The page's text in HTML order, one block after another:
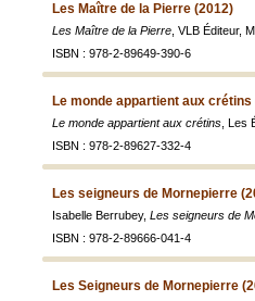
Les Maître de la Pierre (2012)
Les Maître de la Pierre , VLB Éditeur,
ISBN : 978-2-89649-390-6
Le monde appartient aux crétins
Le monde appartient aux crétins , Les
ISBN : 978-2-89627-332-4
Les seigneurs de Mornepierre
Isabelle Berrubey, Les seigneurs de
ISBN : 978-2-89666-041-4
Les Seigneurs de Mornepierre